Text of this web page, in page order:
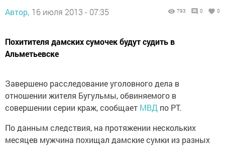
Автор, 16 июля 2013 - 07:35 793 0 0
Похитителя дамских сумочек будут судить в
Альметьевске
Завершено расследование уголовного дела в
отношении жителя Бугульмы, обвиняемого в
совершении серии краж, сообщает МВД по РТ.
По данным следствия, на протяжении нескольких
месяцев мужчина похищал дамские сумки из разных